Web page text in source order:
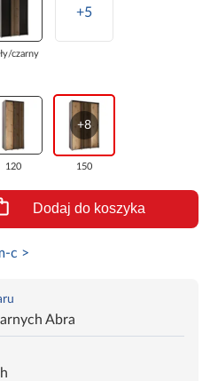
czarny
+5
120
+8
150
Dodaj do koszyka
c >
Abra